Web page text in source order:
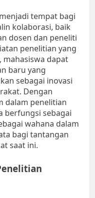
tempat bagi
kolaborasi, baik
dosen dan peneliti
penelitian yang
dapat
baru yang
sebagai inovasi
Dengan
dalam penelitian
berfungsi sebagai
wahana dalam
bagi tantangan
saat ini.